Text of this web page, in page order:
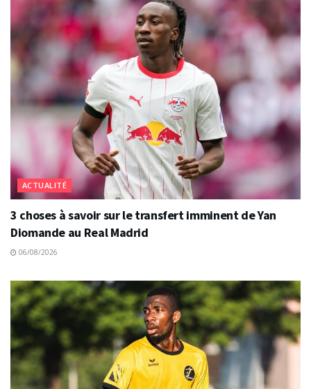
ACTUALITÉ
3 choses à savoir sur le transfert imminent de Yan
Diomande au Real Madrid
06/08/2026